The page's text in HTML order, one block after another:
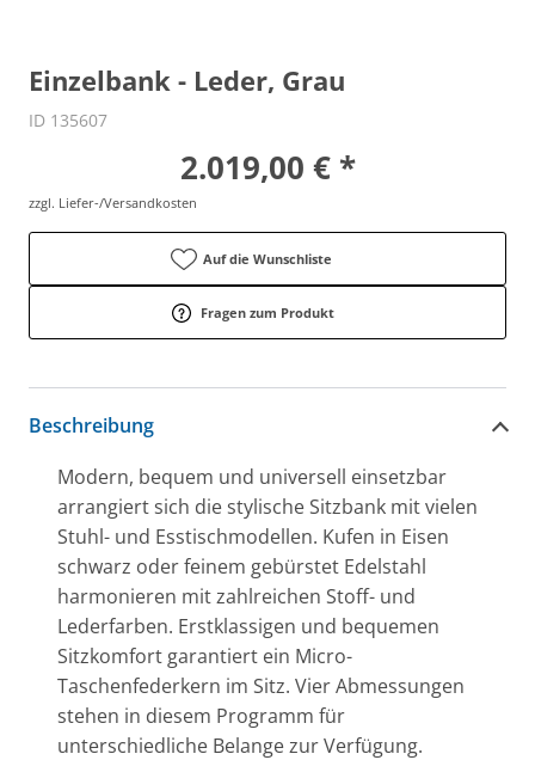
Einzelbank - Leder, Grau
ID 135607
2.019,00 € *
zzgl. Liefer-/Versandkosten
Auf die Wunschliste
Fragen zum Produkt
Beschreibung
Modern, bequem und universell einsetzbar
arrangiert sich die stylische Sitzbank mit vielen
Stuhl- und Esstischmodellen. Kufen in Eisen
schwarz oder feinem gebürstet Edelstahl
harmonieren mit zahlreichen Stoff- und
Lederfarben. Erstklassigen und bequemen
Sitzkomfort garantiert ein Micro-
Taschenfederkern im Sitz. Vier Abmessungen
stehen in diesem Programm für
unterschiedliche Belange zur Verfügung.